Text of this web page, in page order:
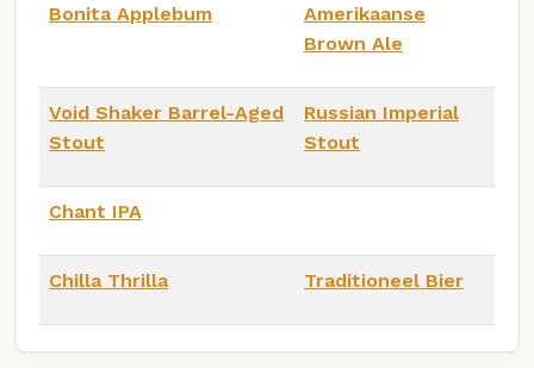
Bonita Applebum
Amerikaanse
Brown Ale
Void Shaker Barrel-Aged
Stout
Russian Imperial
Stout
Chant IPA
Chilla Thrilla Traditioneel Bier